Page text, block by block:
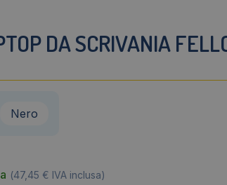
DA SCRIVANIA
Nero
(47,45 € IVA inclusa)